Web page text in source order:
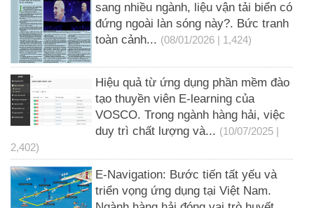
sang nhiều ngành, liệu vận tải biển có
đứng ngoài làn sóng này?. Bức tranh
toàn cảnh... (08/01/2026 | 1,424)
Hiệu quả từ ứng dụng phần mềm đào
tạo thuyền viên E-learning của
VOSCO. Trong ngành hàng hải, việc
duy trì chất lượng và... (10/07/2025 |
2,402)
E-Navigation: Bước tiến tất yếu và
triển vọng ứng dụng tại Việt Nam.